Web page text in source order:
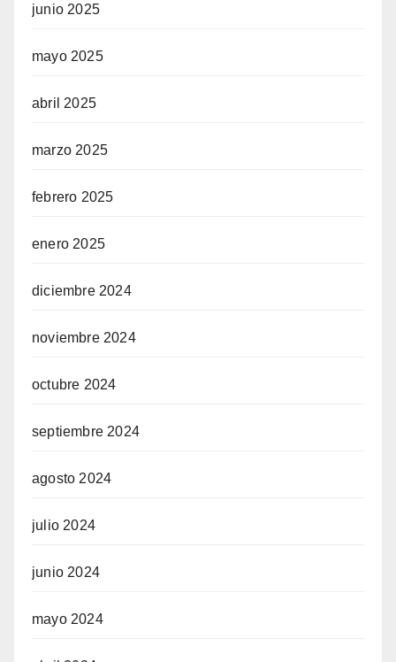
junio 2025
mayo 2025
abril 2025
marzo 2025
febrero 2025
enero 2025
diciembre 2024
noviembre 2024
octubre 2024
septiembre 2024
agosto 2024
julio 2024
junio 2024
mayo 2024